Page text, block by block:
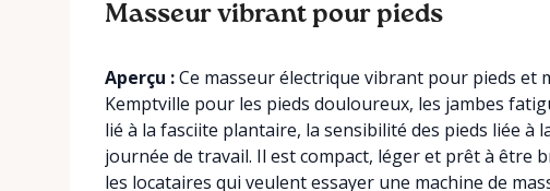
Masseur vibrant pour pieds
Aperçu :Ce masseur électrique vibrant pour pieds
Kemptville pour les pieds douloureux, les jambes
lié à la fasciite plantaire, la sensibilité des pieds liée
journée de travail. Il est compact, léger et prêt à être
les locataires qui veulent essayer une machine de